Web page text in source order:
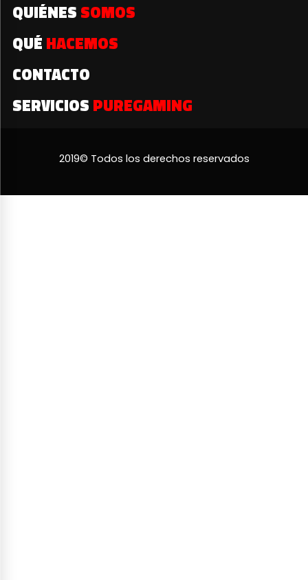
QUIÉNES SOMOS
QUÉ HACEMOS
CONTACTO
SERVICIOS PUREGAMING
2019© Todos los derechos reservados